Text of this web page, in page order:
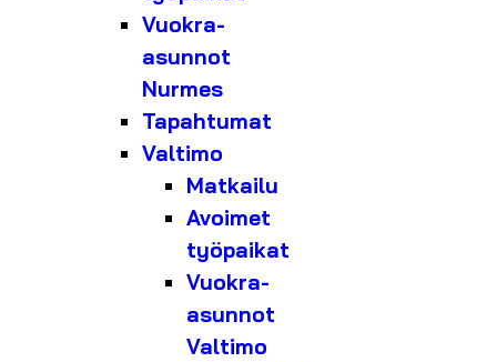
Vuokra-
asunnot
Nurmes
Tapahtumat
Valtimo
Matkailu
Avoimet
työpaikat
Vuokra-
asunnot
Valtimo